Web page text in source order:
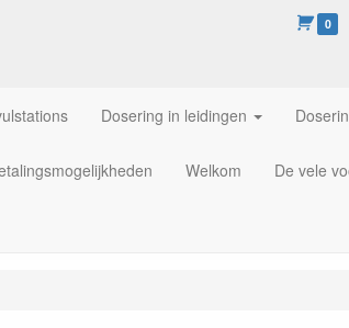
0
Dosering in leidingen
Welkom De vele